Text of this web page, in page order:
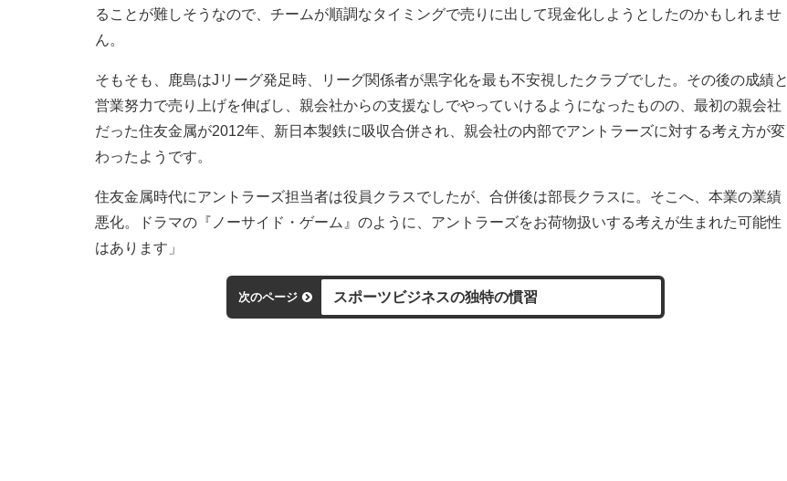
ることが難しそうなので、チームが順調なタイミングで売りに出して現金化しようとしたのかもしれませ
ん。
そもそも、鹿島はJリーグ発足時、リーグ関係者が黒字化を最も不安視したクラブでした。その後の成績と
営業努力で売り上げを伸ばし、親会社からの支援なしでやっていけるようになったものの、最初の親会社
だった住友金属が2012年、新日本製鉄に吸収合併され、親会社の内部でアントラーズに対する考え方が変
わったようです。
住友金属時代にアントラーズ担当者は役員クラスでしたが、合併後は部長クラスに。そこへ、本業の業績
悪化。ドラマの『ノーサイド・ゲーム』のように、アントラーズをお荷物扱いする考えが生まれた可能性
はあります」
次のページ スポーツビジネスの独特の慣習